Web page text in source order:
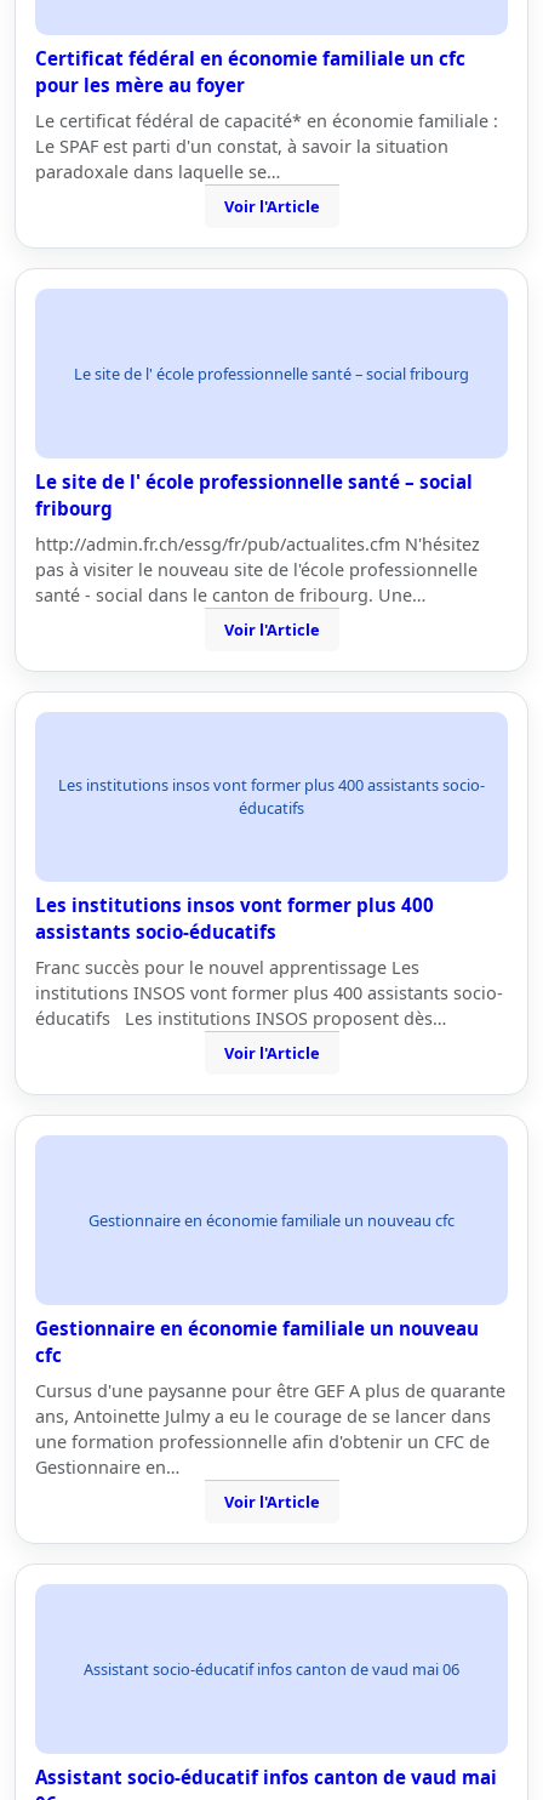
Certificat fédéral en économie familiale un cfc
pour les mère au foyer
Le certificat fédéral de capacité* en économie familiale :
Le SPAF est parti d'un constat, à savoir la situation
paradoxale dans laquelle se…
Voir l'Article
Le site de l' école professionnelle santé – social fribourg
Le site de l' école professionnelle santé – social
fribourg
http://admin.fr.ch/essg/fr/pub/actualites.cfm N'hésitez
pas à visiter le nouveau site de l'école professionnelle
santé - social dans le canton de fribourg. Une…
Voir l'Article
Les institutions insos vont former plus 400 assistants socio-
éducatifs
Les institutions insos vont former plus 400
assistants socio-éducatifs
Franc succès pour le nouvel apprentissage Les
institutions INSOS vont former plus 400 assistants socio-
éducatifs Les institutions INSOS proposent dès…
Voir l'Article
Gestionnaire en économie familiale un nouveau cfc
Gestionnaire en économie familiale un nouveau
cfc
Cursus d'une paysanne pour être GEF A plus de quarante
ans, Antoinette Julmy a eu le courage de se lancer dans
une formation professionnelle afin d'obtenir un CFC de
Gestionnaire en…
Voir l'Article
Assistant socio-éducatif infos canton de vaud mai 06
Assistant socio-éducatif infos canton de vaud mai